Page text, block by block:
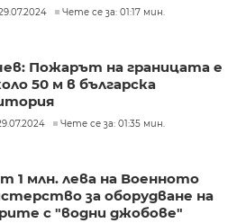
Чете се за: 01:17 мин.
Пожарът на границата е
50 м в българска
Чете се за: 01:35 мин.
1 млн. лева на Военното
за оборудване на
с "водни джобове"